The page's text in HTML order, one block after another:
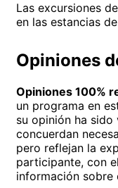
Las excursiones
en las estancias
Opiniones
Opiniones 100%
un programa en
su opinión ha sido
concuerdan
pero reflejan la
participante, con
información sobre